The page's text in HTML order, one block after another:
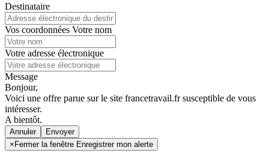
Destinataire
Vos coordonnées Votre nom
Votre adresse électronique
Message
Bonjour,
Voici une offre parue sur le site francetravail.fr susceptible de vous
intéresser.
A bientôt.
Annuler
× Fermer la fenêtre Enregistrer mon alerte